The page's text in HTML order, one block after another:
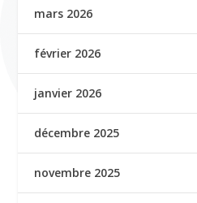
mars 2026
février 2026
janvier 2026
décembre 2025
novembre 2025